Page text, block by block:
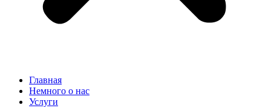
Главная
Немного о нас
Услуги